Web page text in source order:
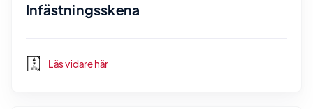
Infästningsskena
Läs vidare här